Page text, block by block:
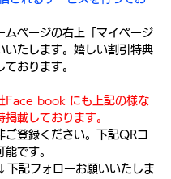
ムページの右上「マイページ
いたします。嬉しい割引特典
おります。
Face book にも上記の様な
載しております。
ご登録ください。下記QRコ
能です。
フォローお願いいたしま